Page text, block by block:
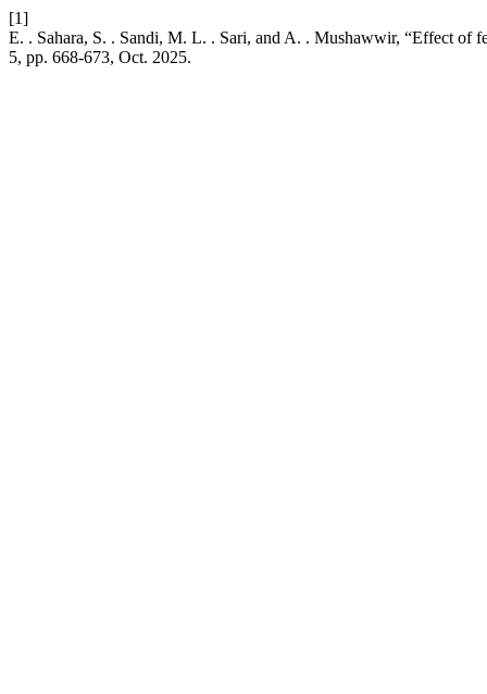
[1]
E. . Sahara, S. . Sandi, M. L. . Sari, and A. . Mushawwir, “Effect of
5, pp. 668-673, Oct. 2025.